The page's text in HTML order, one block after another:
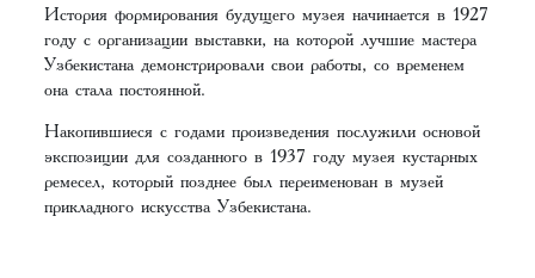
История формирования будущего музея начинается в 1927
году с организации выставки, на которой лучшие мастера
Узбекистана демонстрировали свои работы, со временем
она стала постоянной.
Накопившиеся с годами произведения послужили основой
экспозиции для созданного в 1937 году музея кустарных
ремесел, который позднее был переименован в музей
прикладного искусства Узбекистана.